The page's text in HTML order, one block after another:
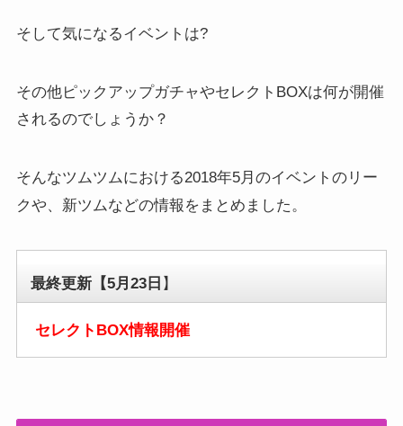
そして気になるイベントは?
その他ピックアップガチャやセレクトBOXは何が開催
されるのでしょうか？
そんなツムツムにおける2018年5月のイベントのリー
クや、新ツムなどの情報をまとめました。
最終更新【5月23日 】
セレクトBOX情報 開催